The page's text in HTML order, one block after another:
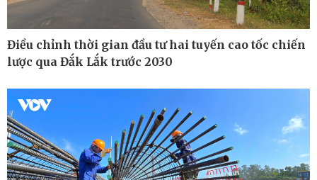
Điều chỉnh thời gian đầu tư hai tuyến cao tốc chiến
lược qua Đắk Lắk trước 2030